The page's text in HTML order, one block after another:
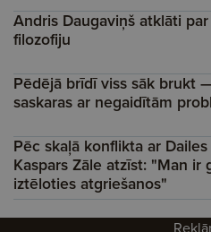
Andris Daugaviņš atklāti
filozofiju
Pēdējā brīdī viss sāk brukt
saskaras ar negaidītām
Pēc skaļā konflikta ar
Kaspars Zāle atzīst: "Man ir
iztēloties atgriešanos"